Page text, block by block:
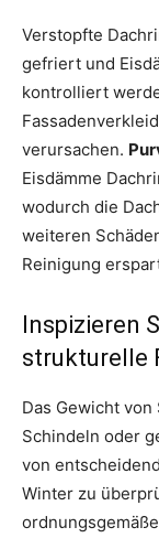
Verstopfte
gefriert und
kontrolliert
verursachen.
Eisdämme
wodurch die
weiteren
Reinigung
Inspizieren
strukturelle
Das Gewicht
Schindeln oder
von
Winter zu